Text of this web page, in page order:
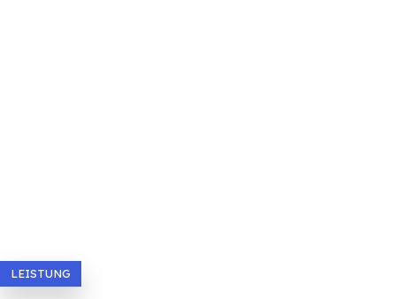
LEISTUNG